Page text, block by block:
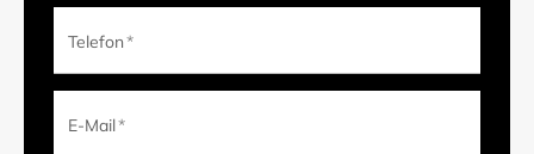
Telefon*
E-Mail*